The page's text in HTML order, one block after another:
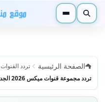
بحث القائمة
الصفحة الرئيسية
تردد القنوات
تردد مجموعة قنوات ميكس 2026 الجديد MIX على نايل سات وعرب سات